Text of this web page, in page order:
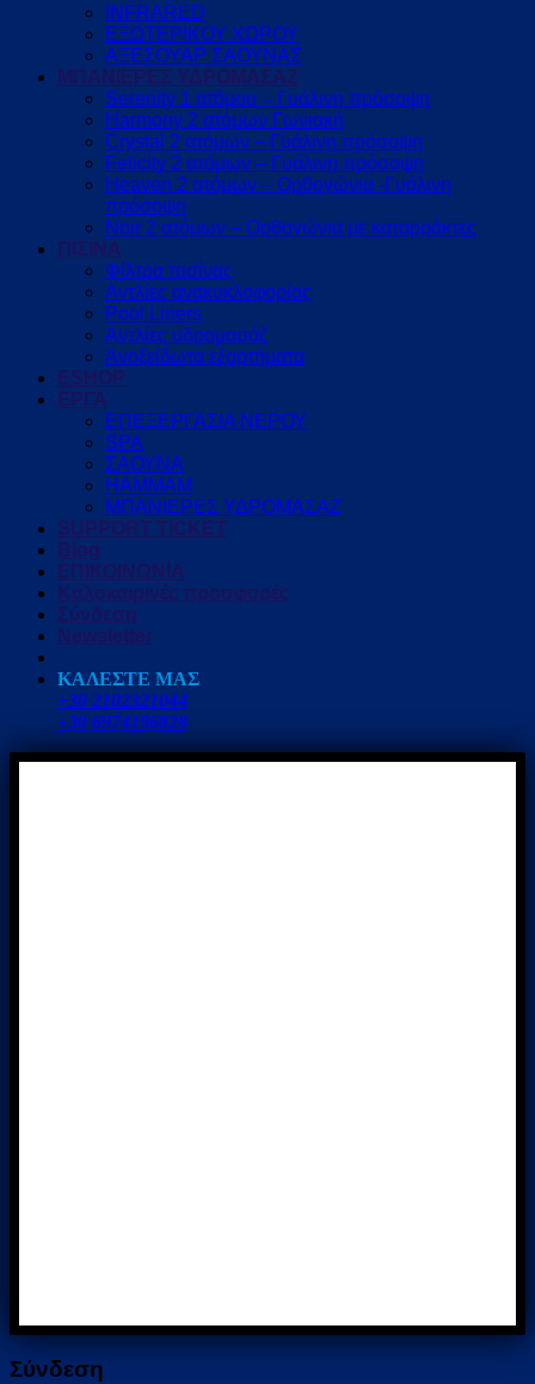
INFRARED
ΕΞΩΤΕΡΙΚΟΥ ΧΩΡΟΥ
ΑΞΕΣΟΥΑΡ ΣΑΟΥΝΑΣ
ΜΠΑΝΙΕΡΕΣ ΥΔΡΟΜΑΣΑΖ
Serenity 1 ατόμου – Γυάλινη πρόσοψη
Harmony 2 ατόμων Γωνιακή
Crystal 2 ατόμων – Γυάλινη πρόσοψη
Felicity 2 ατόμων – Γυάλινη πρόσοψη
Heaven 2 ατόμων – Ορθογώνια -Γυάλινη
πρόσοψη
Noir 2 ατόμων – Ορθογώνια με καταρράκτες
ΠΙΣΙΝΑ
Φίλτρα πισίνας
Αντλίες ανακυκλοφορίας
Pool Liners
Αντλίες υδρομασάζ
Ανοξείδωτα εξαρτήματα
ESHOP
ΕΡΓΑ
ΕΠΕΞΕΡΓΑΣΙΑ ΝΕΡΟΥ
SPA
ΣΑΟΥΝΑ
HAMMAM
ΜΠΑΝΙΕΡΕΣ ΥΔΡΟΜΑΣΑΖ
SUPPORT TICKET
Blog
ΕΠΙΚΟΙΝΩΝΙΑ
Καλοκαιρινές προσφορές
Σύνδεση
Newsletter
ΚΑΛΕΣΤΕ ΜΑΣ
+30 2102321044
+30 6974196828
Σύνδεση